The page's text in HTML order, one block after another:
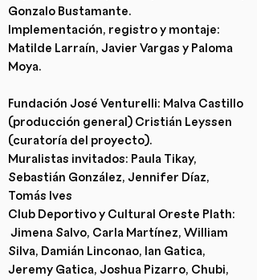
Gonzalo Bustamante.
Implementación, registro y montaje:
Matilde Larraín, Javier Vargas y Paloma
Moya.
Fundación José Venturelli: Malva Castillo
(producción general) Cristián Leyssen
(curatoría del proyecto).
Muralistas invitados: Paula Tikay,
Sebastián González, Jennifer Díaz,
Tomás Ives
Club Deportivo y Cultural Oreste Plath:
Jimena Salvo, Carla Martínez, William
Silva, Damián Linconao, Ian Gatica,
Jeremy Gatica, Joshua Pizarro, Chubi,